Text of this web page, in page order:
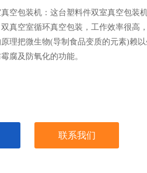
空包装机：这台塑料件双室真空包装
真空室循环真空包装，工作效率很高
理把微生物(导制食品变质的元素)赖
腐及防氧化的功能。
联系我们